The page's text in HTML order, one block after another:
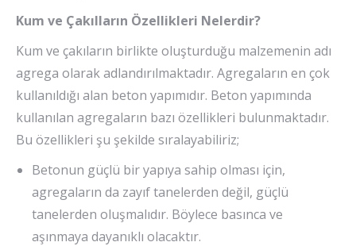
Kum ve Çakılların Özellikleri Nelerdir?
Kum ve çakıların birlikte oluşturduğu malzemenin adı
agrega olarak adlandırılmaktadır. Agregaların en çok
kullanıldığı alan beton yapımıdır. Beton yapımında
kullanılan agregaların bazı özellikleri bulunmaktadır.
Bu özellikleri şu şekilde sıralayabiliriz;
Betonun güçlü bir yapıya sahip olması için,
agregaların da zayıf tanelerden değil, güçlü
tanelerden oluşmalıdır. Böylece basınca ve
aşınmaya dayanıklı olacaktır.